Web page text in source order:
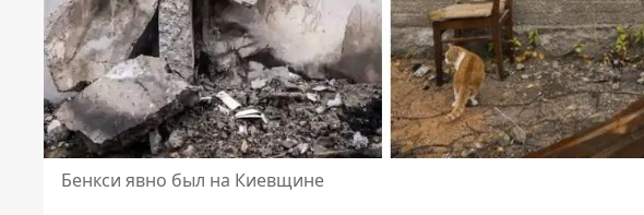
Бенкси явно был на Киевщине